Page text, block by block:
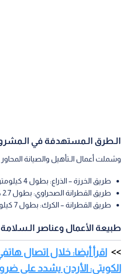
الـطرق الـمستهدفة في
وشملت أعمال الـتأهيل والصيانة المحاور
طريق الخرزة – الذراع: بطول 4 كيلومترات.
طريق القطرانة الصحراوي: بطول 2.7 كيلومتر.
طريق القطرانة – الكرك: بطول 7 كيلومترات.
طبيعة الأعمال وعناصر الـسلامة
اقرأ أيضا: خلال اتصال
الكويتي: الأردن يشدد على